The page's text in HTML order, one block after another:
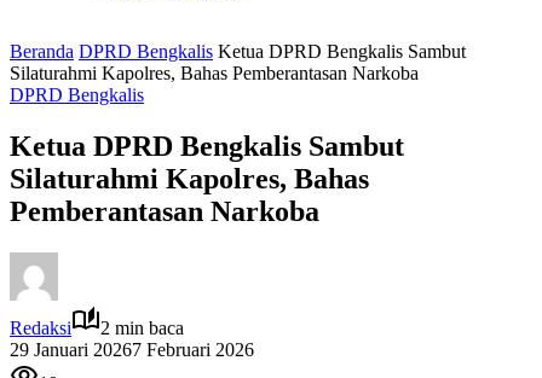
Beranda DPRD Bengkalis Ketua DPRD Bengkalis Sambut
Silaturahmi Kapolres, Bahas Pemberantasan Narkoba
DPRD Bengkalis
Ketua DPRD Bengkalis Sambut
Silaturahmi Kapolres, Bahas
Pemberantasan Narkoba
Redaksi
2 min baca
29 Januari 20267 Februari 2026